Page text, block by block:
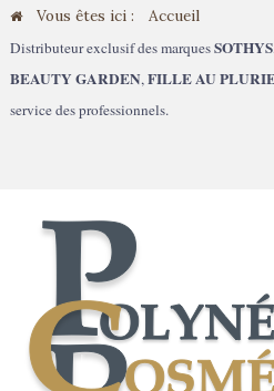
Vous êtes ici : Accueil
Distributeur exclusif des marquesSOTHYS
BEAUTY GARDEN,FILLE AU
service des professionnels.